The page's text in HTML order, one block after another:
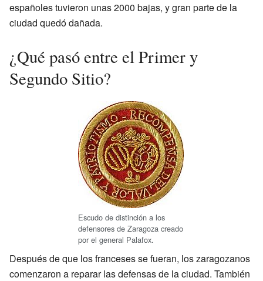
españoles tuvieron unas 2000 bajas, y gran parte de la
ciudad quedó dañada.
¿Qué pasó entre el Primer y
Segundo Sitio?
Escudo de distinción a los
defensores de Zaragoza creado
por el general Palafox.
Después de que los franceses se fueran, los zaragozanos
comenzaron a reparar las defensas de la ciudad. También